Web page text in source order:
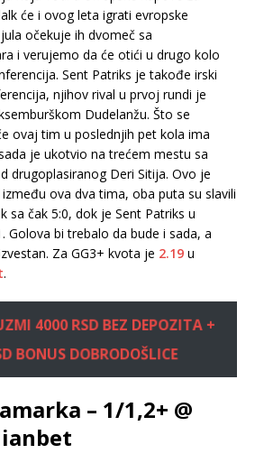
će i ovog leta igrati evropske
očekuje ih dvomeč sa
i verujemo da će otići u drugo kolo
Sent Patriks je takođe irski
njihov rival u prvoj rundi je
Dudelanžu. Što se
ovaj tim u poslednjih pet kola ima
je ukotvio na trećem mestu sa
drugoplasiranog Deri Sitija. Ovo je
ova dva tima, oba puta su slavili
sa čak 5:0, dok je Sent Patriks u
Golova bi trebalo da bude i sada, a
Za GG3+ kvota je 2.19 u
.
4000 RSD BEZ DEPOZITA +
BONUS DOBRODOŠLICE
– 1/1,2+ @